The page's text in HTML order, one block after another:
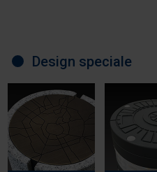
Design speciale